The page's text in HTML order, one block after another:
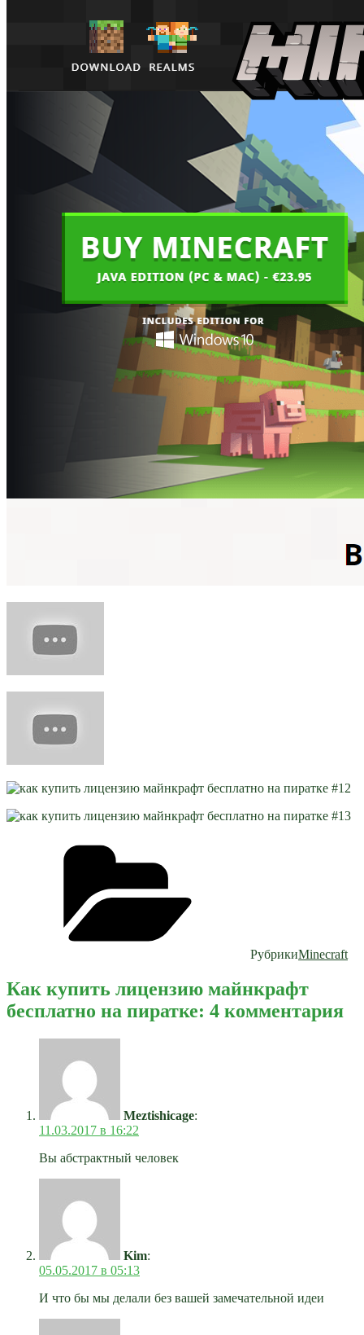
РубрикиMinecraft
Как купить лицензию майнкрафт
бесплатно на пиратке: 4 комментария
Meztishicage:
11.03.2017 в 16:22
Вы абстрактный человек
Kim:
05.05.2017 в 05:13
И что бы мы делали без вашей замечательной идеи